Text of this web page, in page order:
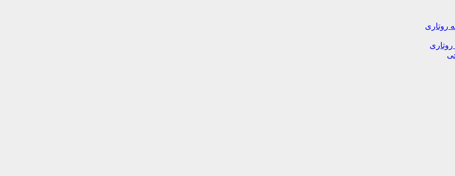
روتاری